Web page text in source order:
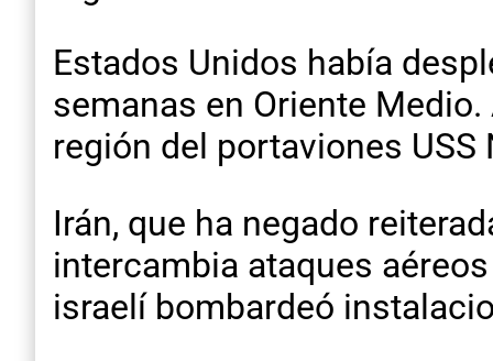
Estados Unidos había
semanas en Oriente
región del portaviones USS
Irán, que ha negado
intercambia ataques
israelí bombardeó